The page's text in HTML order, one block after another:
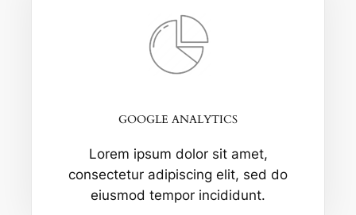
GOOGLE ANALYTICS
Lorem ipsum dolor sit amet,
consectetur adipiscing elit, sed do
eiusmod tempor incididunt.